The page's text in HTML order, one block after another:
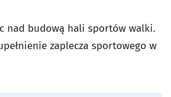
nad budową hali sportów walki.
zaplecza sportowego w